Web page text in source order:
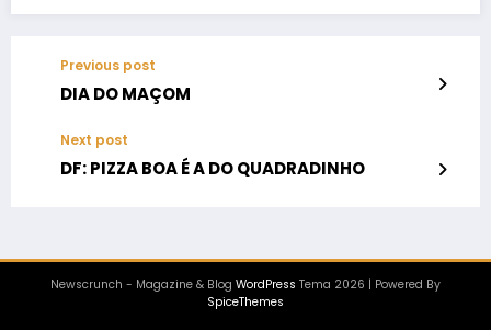
Previous post
DIA DO MAÇOM
Next post
DF: PIZZA BOA É A DO QUADRADINHO
Newscrunch - Magazine & Blog WordPress Tema 2026 | Powered By
SpiceThemes